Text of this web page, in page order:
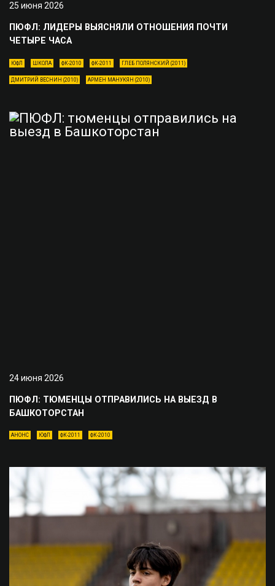
25 июня 2026
ПЮФЛ: ЛИДЕРЫ ВЫЯСНЯЛИ ОТНОШЕНИЯ ПОЧТИ
ЧЕТЫРЕ ЧАСА
ЮФЛ ШКОЛА ФК-2010 ФК-2011 ГЛЕБ ПОЛЯНСКИЙ (2011)
ДМИТРИЙ ВЕСНИН (2010) АРМЕН МАНУКЯН (2010)
24 июня 2026
ПЮФЛ: ТЮМЕНЦЫ ОТПРАВИЛИСЬ НА ВЫЕЗД В
БАШКОТОРСТАН
АНОНС ЮФЛ ФК-2011 ФК-2010